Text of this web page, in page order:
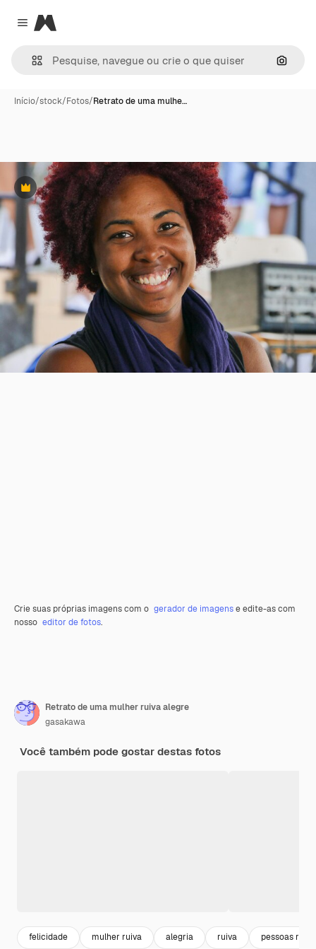
Close menu
Magnific
Início/stock/Fotos/Retrato de uma mulhe…
Premium
Crie suas próprias imagens com o gerador de imagense edite-as com
nosso editor de fotos.
Retrato de uma mulher ruiva alegre
gasakawa
Você também pode gostar destas fotos
felicidade mulher ruiva alegria ruiva pessoas reais